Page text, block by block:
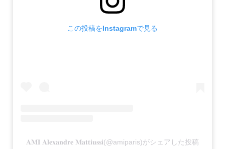
この投稿をInstagramで見る
𝐀𝐌𝐈 𝐀𝐥𝐞𝐱𝐚𝐧𝐝𝐫𝐞 𝐌𝐚𝐭𝐭𝐢𝐮𝐬𝐬𝐢(@amiparis)がシェアした投稿